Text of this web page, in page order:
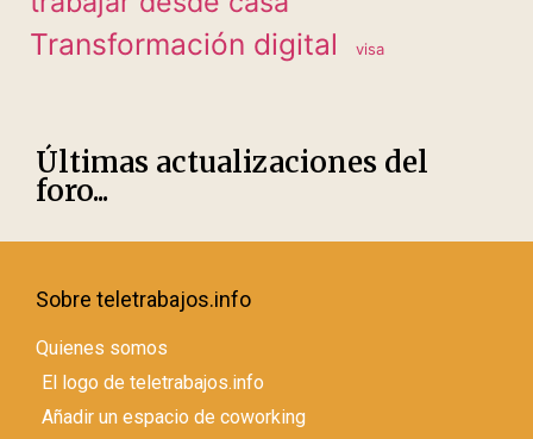
Transformación digital visa
Últimas actualizaciones del
foro...
Sobre teletrabajos.info
Quienes somos
El logo de teletrabajos.info
Añadir un espacio de coworking